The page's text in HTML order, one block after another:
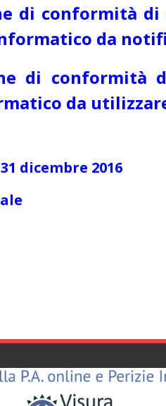
di conformità di
da
di conformità
da
dicembre 2016